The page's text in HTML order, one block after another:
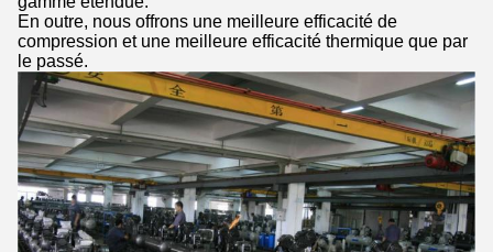
En outre, nous offrons une meilleure efficacité de
compression et une meilleure efficacité thermique que par
le passé.